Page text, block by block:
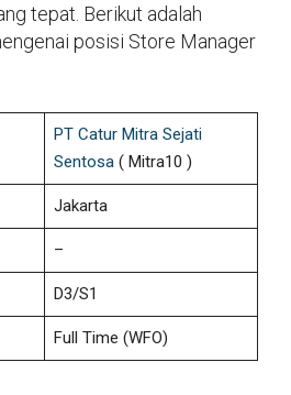
tepat. Berikut adalah
posisi Store Manager
PT Catur Mitra Sejati
Sentosa( Mitra10 )
Jakarta
–
D3/S1
Full Time (WFO)